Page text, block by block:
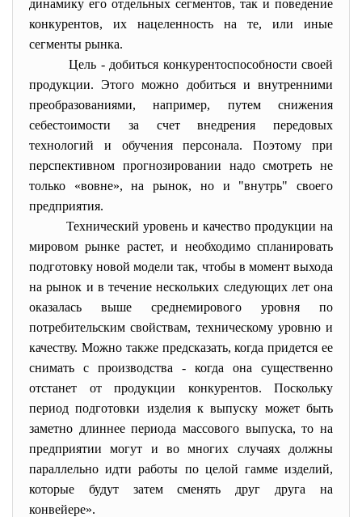
динамику его отдельных сегментов, так и поведение
конкурентов, их нацеленность на те, или иные
сегменты рынка.
Цель - добиться конкурентоспособности своей
продукции. Этого можно добиться и внутренними
преобразованиями, например, путем снижения
себестоимости за счет внедрения передовых
технологий и обучения персонала. Поэтому при
перспективном прогнозировании надо смотреть не
только «вовне», на рынок, но и "внутрь" своего
предприятия.
Технический уровень и качество продукции на
мировом рынке растет, и необходимо спланировать
подготовку новой модели так, чтобы в момент выхода
на рынок и в течение нескольких следующих лет она
оказалась выше среднемирового уровня по
потребительским свойствам, техническому уровню и
качеству. Можно также предсказать, когда придется ее
снимать с производства - когда она существенно
отстанет от продукции конкурентов. Поскольку
период подготовки изделия к выпуску может быть
заметно длиннее периода массового выпуска, то на
предприятии могут и во многих случаях должны
параллельно идти работы по целой гамме изделий,
которые будут затем сменять друг друга на
конвейере».